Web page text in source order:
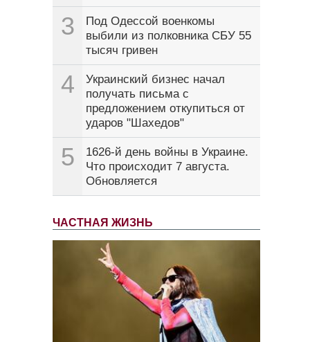
3
Под Одессой военкомы
выбили из полковника СБУ 55
тысяч гривен
4
Украинский бизнес начал
получать письма с
предложением откупиться от
ударов "Шахедов"
5
1626-й день войны в Украине.
Что происходит 7 августа.
Обновляется
ЧАСТНАЯ ЖИЗНЬ